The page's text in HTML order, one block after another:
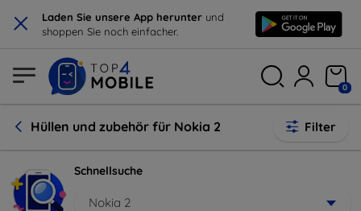
× Laden Sie unsere App herunter und
shoppen Sie noch einfacher.
0
Hüllen und zubehör für Nokia 2 Filter
Schnellsuche
Nokia 2